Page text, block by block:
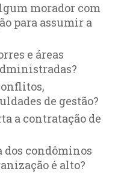
morador com
para assumir a
e áreas
de gestão?
a contratação de
condôminos
é alto?